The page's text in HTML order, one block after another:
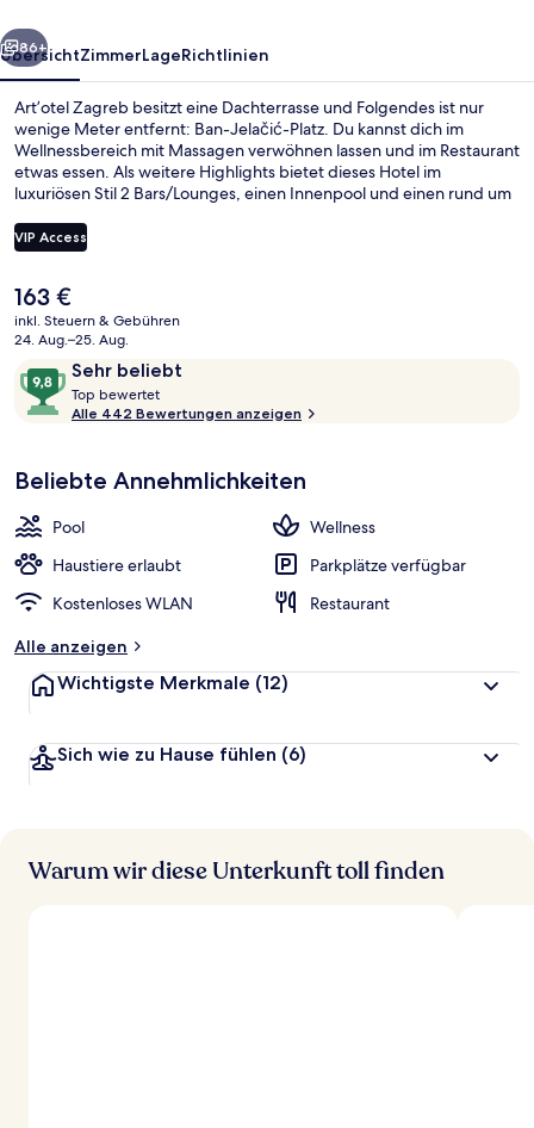
Weiter
86+
ÜbersichtZimmerLageRichtlinien
Art’otel Zagreb besitzt eine Dachterrasse und Folgendes ist nur
wenige Meter entfernt: Ban-Jelačić-Platz. Du kannst dich im
Wellnessbereich mit Massagen verwöhnen lassen und im Restaurant
etwas essen. Als weitere Highlights bietet dieses Hotel im
luxuriösen Stil 2 Bars/Lounges, einen Innenpool und einen rund um
hilfsbereite Personal.
VIP Access
Der
aktuelle
Preis
163 €.
163 €
inkl. Steuern & Gebühren
24. Aug.–25. Aug.
Bewertungen
Sehr beliebt
9,8
von
10,
beliebt
Top bewertet
o
b
r
e
Alle 442 Bewertungen anzeigen
Beliebte Annehmlichkeiten
Pool
Wellness
Haustiere erlaubt
Parkplätze verfügbar
Kostenloses WLAN
Restaurant
Alle anzeigen
Wichtigste Merkmale (12)
Sich wie zu Hause fühlen (6)
Warum wir diese Unterkunft toll finden